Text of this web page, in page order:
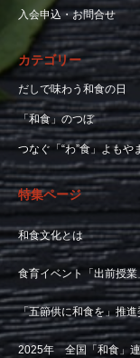
入会申込・お問合せ
カテゴリー
だしで味わう和食の日
「和食」のつぼ
つなぐ「“わ”食」よもや
特集ページ
和食文化とは
食育イベント「出前授業
「五節供に和食を」推進
2025年 全国「和食」